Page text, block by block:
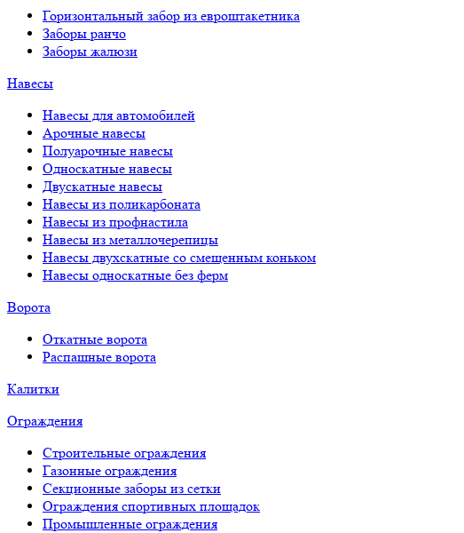
Горизонтальный забор из евроштакетника
Заборы ранчо
Заборы жалюзи
Навесы
Навесы для автомобилей
Арочные навесы
Полуарочные навесы
Односкатные навесы
Двускатные навесы
Навесы из поликарбоната
Навесы из профнастила
Навесы из металлочерепицы
Навесы двухскатные со смещенным коньком
Навесы односкатные без ферм
Ворота
Откатные ворота
Распашные ворота
Калитки
Ограждения
Строительные ограждения
Газонные ограждения
Секционные заборы из сетки
Ограждения спортивных площадок
Промышленные ограждения